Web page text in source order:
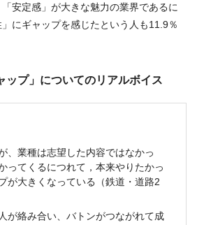
安定感」が大きな魅力の業界であるに
にギャップを感じたという人も11.9％
ップ」についてのリアルボイス
、業種は志望した内容ではなかっ
ってくるにつれて，本来やりたかっ
が大きくなっている（鉄道・道路2
が絡み合い、バトンがつながれて成